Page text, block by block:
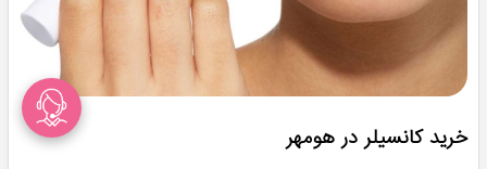
خرید کانسیلر در هومهر